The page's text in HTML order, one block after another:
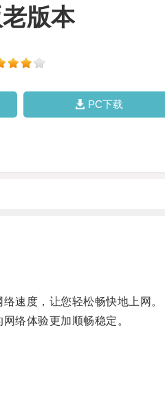
版本
PC下载
速度，让您轻松畅快地上网。
络体验更加顺畅稳定。